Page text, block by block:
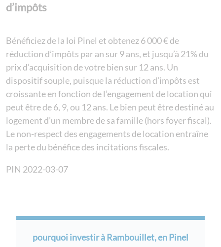
d’impôts
Bénéficiez de la loi Pinel et obtenez 6 000 € de
réduction d’impôts par an sur 9 ans, et jusqu’à 21% du
prix d’acquisition de votre bien sur 12 ans. Un
dispositif souple, puisque la réduction d’impôts est
croissante en fonction de l’engagement de location qui
peut être de 6, 9, ou 12 ans. Le bien peut être destiné au
logement d’un membre de sa famille (hors foyer fiscal).
Le non-respect des engagements de location entraîne
la perte du bénéfice des incitations fiscales.
PIN 2022-03-07
pourquoi investir à Rambouillet, en Pinel